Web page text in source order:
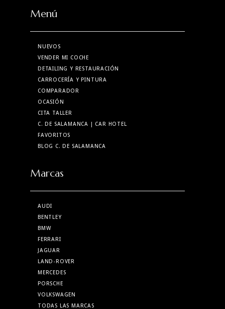
Menú
NUEVOS
VENDER MI COCHE
DETAILING Y RESTAURACIÓN
CARROCERÍA Y PINTURA
COMPARADOR
OCASIÓN
CITA TALLER
C. DE SALAMANCA | CAR HOTEL
FAVORITOS
BLOG C. DE SALAMANCA
Marcas
AUDI
BENTLEY
BMW
FERRARI
JAGUAR
LAND-ROVER
MERCEDES
PORSCHE
VOLKSWAGEN
TODAS LAS MARCAS